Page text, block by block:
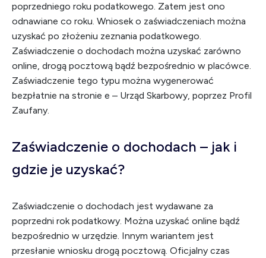
poprzedniego roku podatkowego. Zatem jest ono
odnawiane co roku. Wniosek o zaświadczeniach można
uzyskać po złożeniu zeznania podatkowego.
Zaświadczenie o dochodach można uzyskać zarówno
online, drogą pocztową bądź bezpośrednio w placówce.
Zaświadczenie tego typu można wygenerować
bezpłatnie na stronie e – Urząd Skarbowy, poprzez Profil
Zaufany.
Zaświadczenie o dochodach – jak i
gdzie je uzyskać?
Zaświadczenie o dochodach jest wydawane za
poprzedni rok podatkowy. Można uzyskać online bądź
bezpośrednio w urzędzie. Innym wariantem jest
przesłanie wniosku drogą pocztową. Oficjalny czas